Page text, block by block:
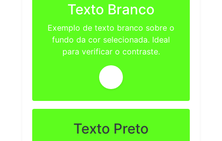
Texto Branco
Exemplo de texto branco sobre o
fundo da cor selecionada. Ideal
para verificar o contraste.
Texto Preto